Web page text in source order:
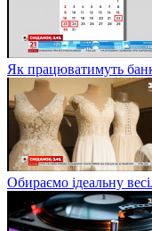
Як працюватимуть
Обираємо ідеальну